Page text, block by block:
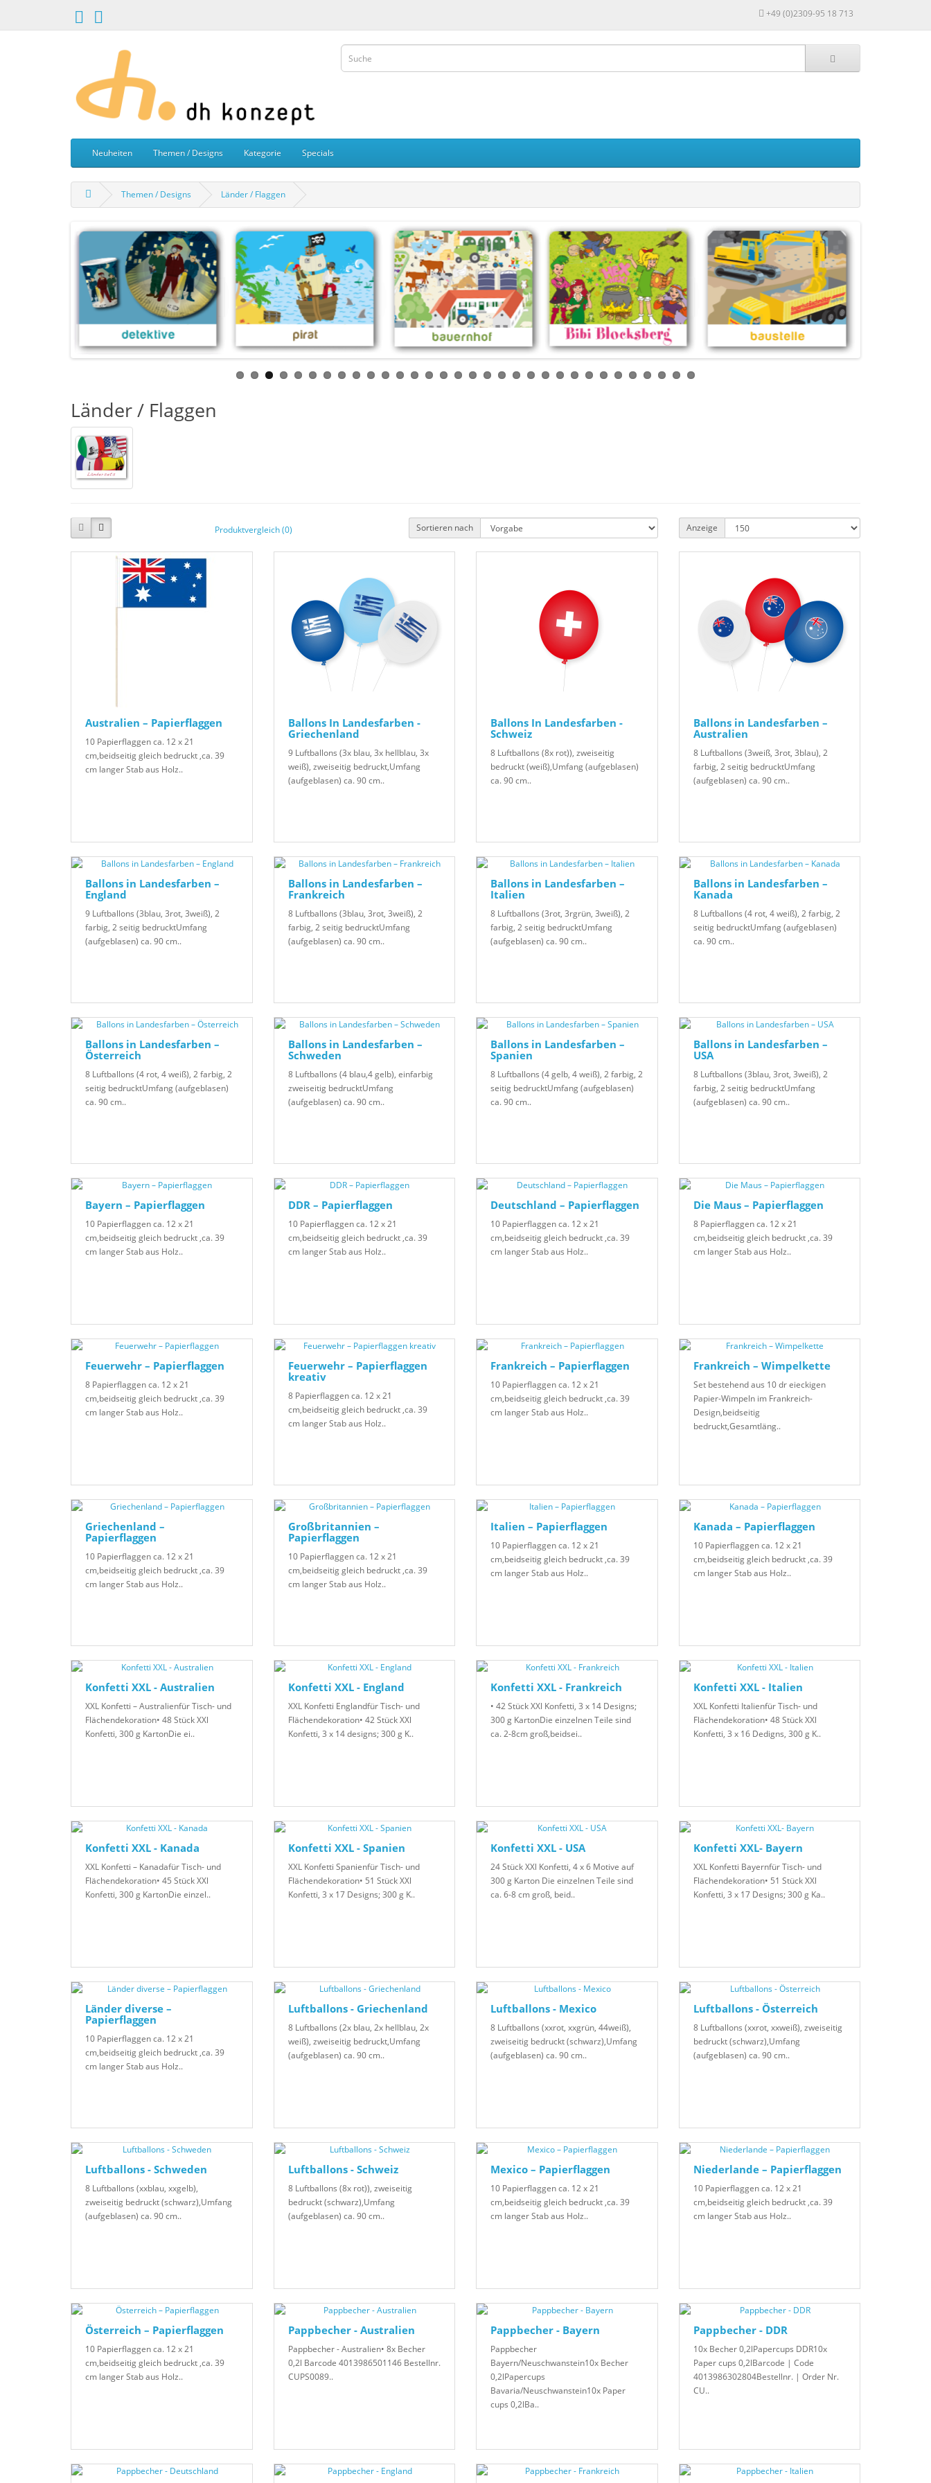
+49 (0)2309-95 18 713
Neuheiten Themen / Designs Kategorie Specials
Themen / Designs Länder / Flaggen
Länder / Flaggen
Produktvergleich (0) Sortieren nach Anzeige
Australien – Papierflaggen
10 Papierflaggen ca. 12 x 21
cm,beidseitig gleich bedruckt ,ca. 39
cm langer Stab aus Holz..
Ballons In Landesfarben -
Griechenland
9 Luftballons (3x blau, 3x hellblau, 3x
weiß), zweiseitig bedruckt,Umfang
(aufgeblasen) ca. 90 cm..
Ballons In Landesfarben -
Schweiz
8 Luftballons (8x rot)), zweiseitig
bedruckt (weiß),Umfang (aufgeblasen)
ca. 90 cm..
Ballons in Landesfarben –
Australien
8 Luftballons (3weiß, 3rot, 3blau), 2
farbig, 2 seitig bedrucktUmfang
(aufgeblasen) ca. 90 cm..
Ballons in Landesfarben –
England
9 Luftballons (3blau, 3rot, 3weiß), 2
farbig, 2 seitig bedrucktUmfang
(aufgeblasen) ca. 90 cm..
Ballons in Landesfarben –
Frankreich
8 Luftballons (3blau, 3rot, 3weiß), 2
farbig, 2 seitig bedrucktUmfang
(aufgeblasen) ca. 90 cm..
Ballons in Landesfarben –
Italien
8 Luftballons (3rot, 3rgrün, 3weiß), 2
farbig, 2 seitig bedrucktUmfang
(aufgeblasen) ca. 90 cm..
Ballons in Landesfarben –
Kanada
8 Luftballons (4 rot, 4 weiß), 2 farbig, 2
seitig bedrucktUmfang (aufgeblasen)
ca. 90 cm..
Ballons in Landesfarben –
Österreich
8 Luftballons (4 rot, 4 weiß), 2 farbig, 2
seitig bedrucktUmfang (aufgeblasen)
ca. 90 cm..
Ballons in Landesfarben –
Schweden
8 Luftballons (4 blau,4 gelb), einfarbig
zweiseitig bedrucktUmfang
(aufgeblasen) ca. 90 cm..
Ballons in Landesfarben –
Spanien
8 Luftballons (4 gelb, 4 weiß), 2 farbig, 2
seitig bedrucktUmfang (aufgeblasen)
ca. 90 cm..
Ballons in Landesfarben –
USA
8 Luftballons (3blau, 3rot, 3weiß), 2
farbig, 2 seitig bedrucktUmfang
(aufgeblasen) ca. 90 cm..
Bayern – Papierflaggen
10 Papierflaggen ca. 12 x 21
cm,beidseitig gleich bedruckt ,ca. 39
cm langer Stab aus Holz..
DDR – Papierflaggen
10 Papierflaggen ca. 12 x 21
cm,beidseitig gleich bedruckt ,ca. 39
cm langer Stab aus Holz..
Deutschland – Papierflaggen
10 Papierflaggen ca. 12 x 21
cm,beidseitig gleich bedruckt ,ca. 39
cm langer Stab aus Holz..
Die Maus – Papierflaggen
8 Papierflaggen ca. 12 x 21
cm,beidseitig gleich bedruckt ,ca. 39
cm langer Stab aus Holz..
Feuerwehr – Papierflaggen
8 Papierflaggen ca. 12 x 21
cm,beidseitig gleich bedruckt ,ca. 39
cm langer Stab aus Holz..
Feuerwehr – Papierflaggen
kreativ
8 Papierflaggen ca. 12 x 21
cm,beidseitig gleich bedruckt ,ca. 39
cm langer Stab aus Holz..
Frankreich – Papierflaggen
10 Papierflaggen ca. 12 x 21
cm,beidseitig gleich bedruckt ,ca. 39
cm langer Stab aus Holz..
Frankreich – Wimpelkette
Set bestehend aus 10 dr eieckigen
Papier-Wimpeln im Frankreich-
Design,beidseitig
bedruckt,Gesamtläng..
Griechenland –
Papierflaggen
10 Papierflaggen ca. 12 x 21
cm,beidseitig gleich bedruckt ,ca. 39
cm langer Stab aus Holz..
Großbritannien –
Papierflaggen
10 Papierflaggen ca. 12 x 21
cm,beidseitig gleich bedruckt ,ca. 39
cm langer Stab aus Holz..
Italien – Papierflaggen
10 Papierflaggen ca. 12 x 21
cm,beidseitig gleich bedruckt ,ca. 39
cm langer Stab aus Holz..
Kanada – Papierflaggen
10 Papierflaggen ca. 12 x 21
cm,beidseitig gleich bedruckt ,ca. 39
cm langer Stab aus Holz..
Konfetti XXL - Australien
XXL Konfetti – Australienfür Tisch- und
Flächendekoration• 48 Stück XXl
Konfetti, 300 g KartonDie ei..
Konfetti XXL - England
XXL Konfetti Englandfür Tisch- und
Flächendekoration• 42 Stück XXl
Konfetti, 3 x 14 designs; 300 g K..
Konfetti XXL - Frankreich
• 42 Stück XXl Konfetti, 3 x 14 Designs;
300 g KartonDie einzelnen Teile sind
ca. 2-8cm groß,beidsei..
Konfetti XXL - Italien
XXL Konfetti Italienfür Tisch- und
Flächendekoration• 48 Stück XXl
Konfetti, 3 x 16 Dedigns, 300 g K..
Konfetti XXL - Kanada
XXL Konfetti – Kanadafür Tisch- und
Flächendekoration• 45 Stück XXl
Konfetti, 300 g KartonDie einzel..
Konfetti XXL - Spanien
XXL Konfetti Spanienfür Tisch- und
Flächendekoration• 51 Stück XXl
Konfetti, 3 x 17 Designs; 300 g K..
Konfetti XXL - USA
24 Stück XXl Konfetti, 4 x 6 Motive auf
300 g Karton Die einzelnen Teile sind
ca. 6-8 cm groß, beid..
Konfetti XXL- Bayern
XXL Konfetti Bayernfür Tisch- und
Flächendekoration• 51 Stück XXl
Konfetti, 3 x 17 Designs; 300 g Ka..
Länder diverse –
Papierflaggen
10 Papierflaggen ca. 12 x 21
cm,beidseitig gleich bedruckt ,ca. 39
cm langer Stab aus Holz..
Luftballons - Griechenland
8 Luftballons (2x blau, 2x hellblau, 2x
weiß), zweiseitig bedruckt,Umfang
(aufgeblasen) ca. 90 cm..
Luftballons - Mexico
8 Luftballons (xxrot, xxgrün, 44weiß),
zweiseitig bedruckt (schwarz),Umfang
(aufgeblasen) ca. 90 cm..
Luftballons - Österreich
8 Luftballons (xxrot, xxweiß), zweiseitig
bedruckt (schwarz),Umfang
(aufgeblasen) ca. 90 cm..
Luftballons - Schweden
8 Luftballons (xxblau, xxgelb),
zweiseitig bedruckt (schwarz),Umfang
(aufgeblasen) ca. 90 cm..
Luftballons - Schweiz
8 Luftballons (8x rot)), zweiseitig
bedruckt (schwarz),Umfang
(aufgeblasen) ca. 90 cm..
Mexico – Papierflaggen
10 Papierflaggen ca. 12 x 21
cm,beidseitig gleich bedruckt ,ca. 39
cm langer Stab aus Holz..
Niederlande – Papierflaggen
10 Papierflaggen ca. 12 x 21
cm,beidseitig gleich bedruckt ,ca. 39
cm langer Stab aus Holz..
Österreich – Papierflaggen
10 Papierflaggen ca. 12 x 21
cm,beidseitig gleich bedruckt ,ca. 39
cm langer Stab aus Holz..
Pappbecher - Australien
Pappbecher - Australien• 8x Becher
0,2l Barcode 4013986501146 Bestellnr.
CUPS0089..
Pappbecher - Bayern
Pappbecher
Bayern/Neuschwanstein10x Becher
0,2lPapercups
Bavaria/Neuschwanstein10x Paper
cups 0,2lBa..
Pappbecher - DDR
10x Becher 0,2lPapercups DDR10x
Paper cups 0,2lBarcode | Code
4013986302804Bestellnr. | Order Nr.
CU..